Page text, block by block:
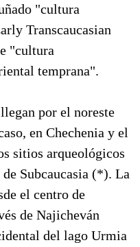
"cultura
Transcaucasian
"cultura
temprana".
por el noreste
en Chechenia y el
sitios arqueológicos
Subcaucasia (*). La
el centro de
de Najicheván
del lago Urmia